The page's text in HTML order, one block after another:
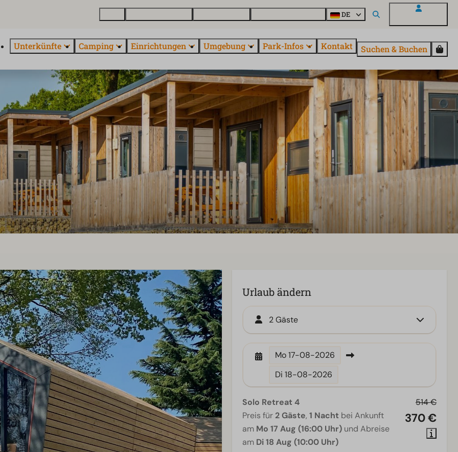
DE
Unterkünfte Camping Einrichtungen Umgebung Park-Infos Kontakt Suchen & Buchen
Urlaub ändern
2 Gäste
Mo17-08-2026
Di 18-08-2026
514 €
370 €
Solo Retreat 4
Preis für 2 Gäste, 1 Nacht bei Ankunft
am Mo 17 Aug (16:00 Uhr) und Abreise
am Di 18 Aug (10:00 Uhr)